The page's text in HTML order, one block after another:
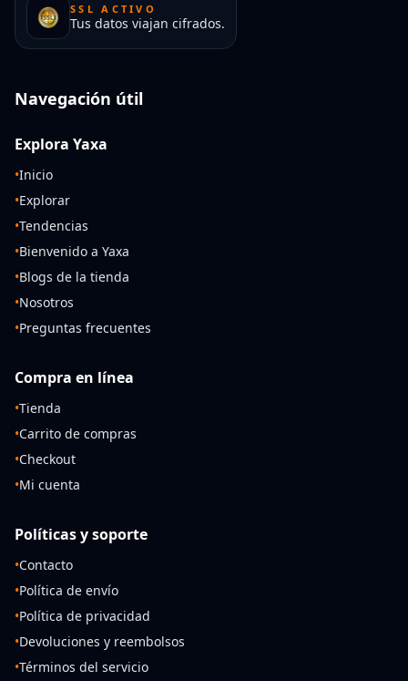
SSL ACTIVO
Tus datos viajan cifrados.
Navegación útil
Explora Yaxa
•Inicio
•Explorar
•Tendencias
•Bienvenido a Yaxa
•Blogs de la tienda
•Nosotros
•Preguntas frecuentes
Compra en línea
•Tienda
•Carrito de compras
•Checkout
•Mi cuenta
Políticas y soporte
•Contacto
•Política de envío
•Política de privacidad
•Devoluciones y reembolsos
•Términos del servicio